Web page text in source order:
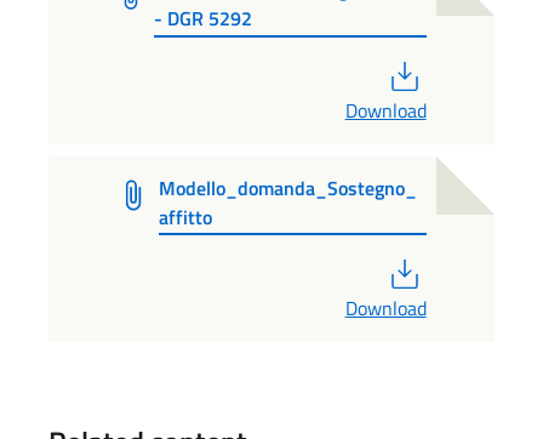
- DGR 5292
Download
Modello_domanda_Sostegno_
affitto
Download